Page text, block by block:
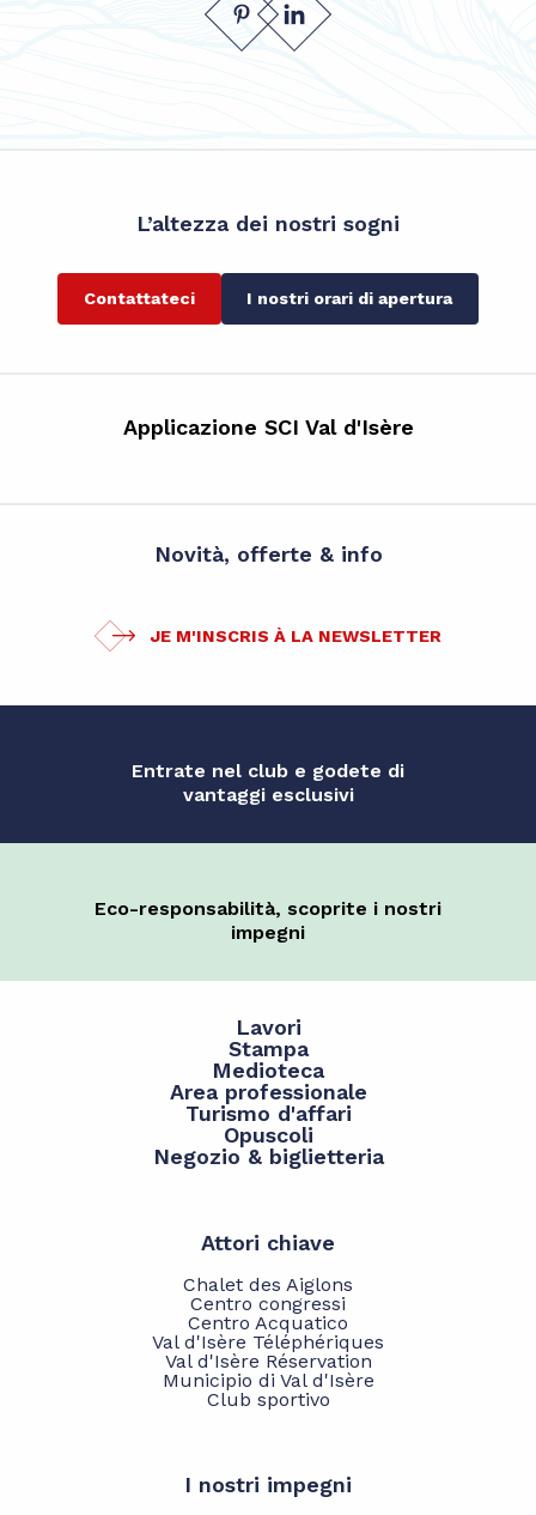
L’altezza dei nostri sogni
Contattateci I nostri orari di apertura
Applicazione SCI Val d'Isère
Novità, offerte & info
JE M'INSCRIS À LA NEWSLETTER
Entrate nel club e godete di
vantaggi esclusivi
Eco-responsabilità, scoprite i nostri
impegni
Lavori
Stampa
Medioteca
Area professionale
Turismo d'affari
Opuscoli
Negozio & biglietteria
Attori chiave
Chalet des Aiglons
Centro congressi
Centro Acquatico
Val d'Isère Téléphériques
Val d'Isère Réservation
Municipio di Val d'Isère
Club sportivo
I nostri impegni